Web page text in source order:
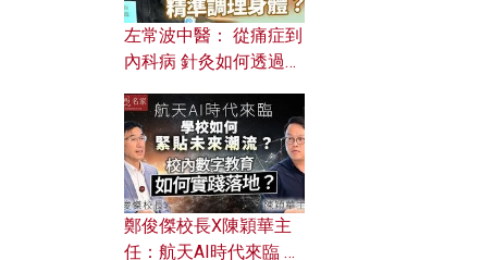
左常波中醫： 從痛症到
內科病 針灸如何透過解
鄭俊傑校長X陳穎華主
任：航天AI時代來臨 學